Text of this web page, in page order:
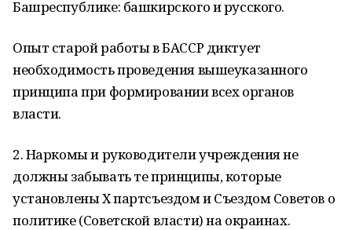
Башреспублике: башкирского и русского.
Опыт старой работы в БАССР диктует
необходимость проведения вышеуказанного
принципа при формировании всех органов
власти.
2. Наркомы и руководители учреждения не
должны забывать те принципы, которые
установлены Х партсъездом и Съездом Советов о
политике (Советской власти) на окраинах.